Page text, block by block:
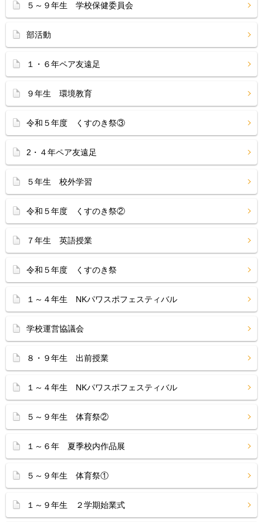
５～９年生 学校保健委員会
部活動
１・６年ペア友遠足
９年生 環境教育
令和５年度 くすのき祭③
2・４年ペア友遠足
５年生 校外学習
令和５年度 くすのき祭②
７年生 英語授業
令和５年度 くすのき祭
１～４年生 NKパワスポフェスティバル
学校運営協議会
８・９年生 出前授業
１～４年生 NKパワスポフェスティバル
５～９年生 体育祭②
１～６年 夏季校内作品展
５～９年生 体育祭①
１～９年生 ２学期始業式